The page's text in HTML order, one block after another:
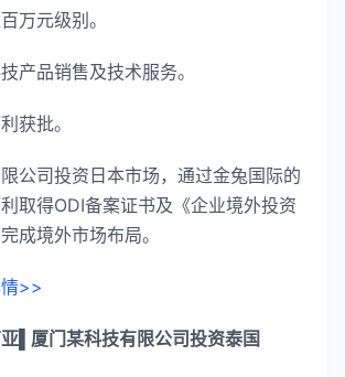
万元级别。
产品销售及技术服务。
获批。
公司投资日本市场，通过金兔国际的
取得ODI备案证书及《企业境外投资
成境外市场布局。
>>
▌厦门某科技有限公司投资泰国